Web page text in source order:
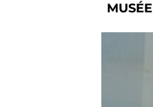
MUSÉE